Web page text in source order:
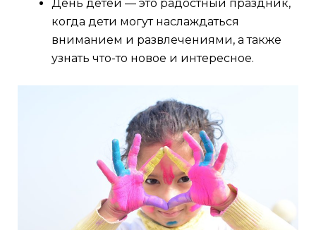
День детей — это радостный праздник,
когда дети могут наслаждаться
вниманием и развлечениями, а также
узнать что-то новое и интересное.